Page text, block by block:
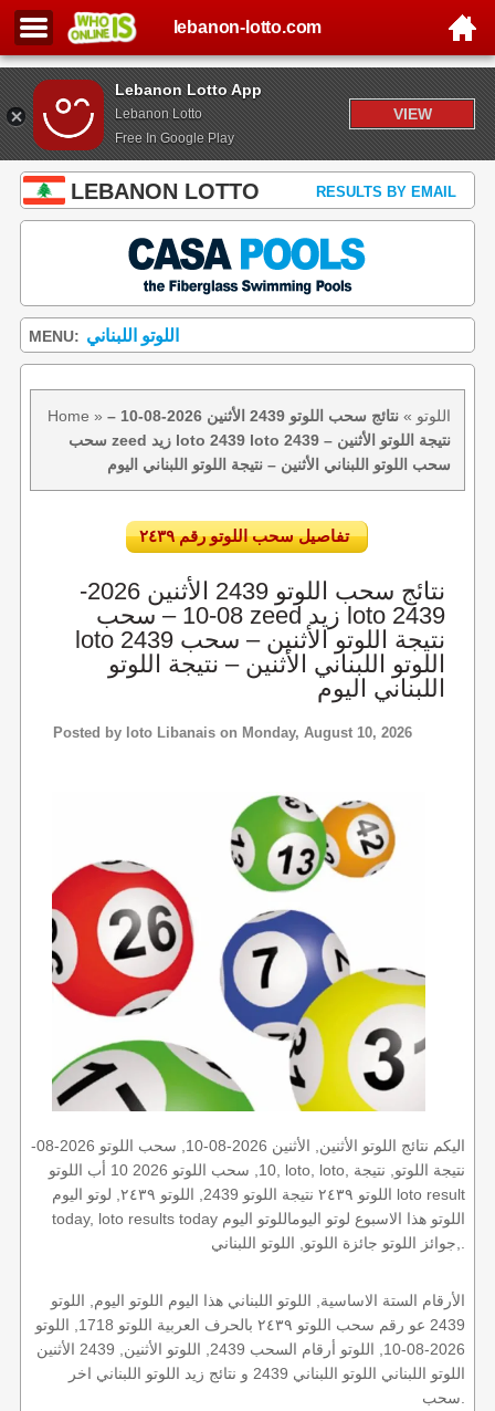
Lebanon Lotto App
Lebanon Lotto
Free In Google Play
VIEW
lebanon-lotto.com
LEBANON LOTTO RESULTS BY EMAIL
MENU: اللوتو اللبناني
Home » اللوتو »
نتائج سحب اللوتو 2439 الأثنين 2026-08-10 –
سحب zeed زيد loto 2439 loto 2439 نتيجة اللوتو الأثنين –
سحب اللوتو اللبناني الأثنين – نتيجة اللوتو اللبناني اليوم
تفاصيل سحب اللوتو رقم ٢٤٣٩
نتائج سحب اللوتو 2439 الأثنين 2026-
08-10 – سحب zeed زيد loto 2439
loto 2439 نتيجة اللوتو الأثنين – سحب
اللوتو اللبناني الأثنين – نتيجة اللوتو
اللبناني اليوم
Posted by loto Libanaison Monday, August 10, 2026
اليكم نتائج اللوتو الأثنين, الأثنين 2026-08-10, سحب اللوتو 2026-08-
10, سحب اللوتو 2026 10 أب اللوتو, loto, loto, نتيجة اللوتو, نتيجة
اللوتو ٢٤٣٩ نتيجة اللوتو 2439, اللوتو ٢٤٣٩, لوتو اليوم loto result
today, loto results today اللوتو هذا الاسبوع لوتو اليوماللوتو اليوم
الأرقام الستة الاساسية, اللوتو اللبناني هذا اليوم اللوتو اليوم, اللوتو
2439 عو رقم سحب اللوتو ٢٤٣٩ بالحرف العربية اللوتو 1718, اللوتو
2026-08-10, اللوتو أرقام السحب 2439, اللوتو الأثنين, 2439 الأثنين
اللوتو اللبناني اللوتو اللبناني 2439 و نتائج زيد اللوتو اللبناني اخر